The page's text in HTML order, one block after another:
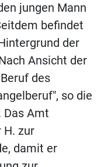
jungen Mann
befindet
der
Ansicht der
des
so die
Das Amt
H. zur
damit er